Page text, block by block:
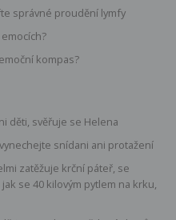
správné proudění lymfy
kompas?
děti, svěřuje se Helena
snídani ani protažení
zatěžuje krční páteř, se
se 40 kilovým pytlem na krku,